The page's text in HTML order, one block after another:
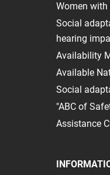
Women
Social
hearing
Availability
Available
Social
"ABC of
Assistance